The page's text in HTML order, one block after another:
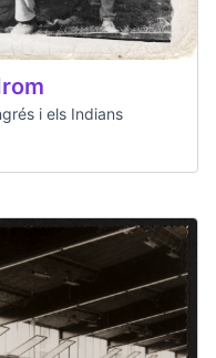
i els Indians